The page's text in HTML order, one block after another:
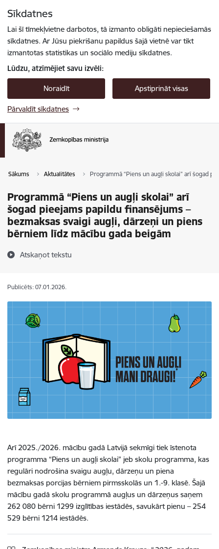
Sīkdatnes
Lai šī tīmekļvietne darbotos, tā izmanto obligāti nepieciešamās
sīkdatnes. Ar Jūsu piekrišanu papildus šajā vietnē var tikt
izmantotas statistikas un sociālo mediju sīkdatnes.
Lūdzu, atzīmējiet savu izvēli:
Noraidīt Apstiprināt visas
Pārvaldīt sīkdatnes
Sākums Aktualitātes Programmā “Piens un augļi skolai” arī šogad
Programmā “Piens un augļi skolai” arī
šogad pieejams papildu finansējums –
bezmaksas svaigi augļi, dārzeņi un piens
bērniem līdz mācību gada beigām
Atskaņot tekstu
Publicēts: 07.01.2026.
Arī 2025./2026. mācību gadā Latvijā sekmīgi tiek īstenota
programma “Piens un augļi skolai” jeb skolu programma, kas
regulāri nodrošina svaigu augļu, dārzeņu un piena
bezmaksas porcijas bērniem pirmsskolās un 1.-9. klasē. Šajā
mācību gadā skolu programmā augļus un dārzeņus saņem
262 080 bērni 1299 izglītības iestādēs, savukārt pienu – 254
529 bērni 1214 iestādēs.